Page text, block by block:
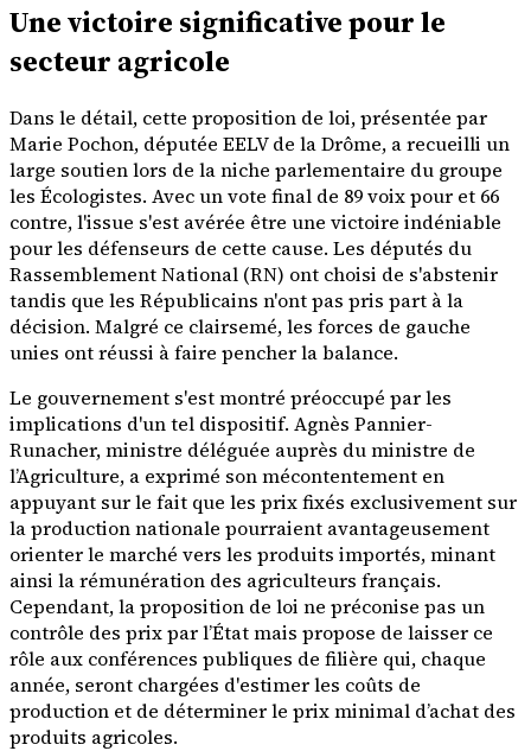
Une victoire significative pour le
secteur agricole
Dans le détail, cette proposition de loi, présentée par
Marie Pochon, députée EELV de la Drôme, a recueilli un
large soutien lors de la niche parlementaire du groupe
les Écologistes. Avec un vote final de 89 voix pour et 66
contre, l'issue s'est avérée être une victoire indéniable
pour les défenseurs de cette cause. Les députés du
Rassemblement National (RN) ont choisi de s'abstenir
tandis que les Républicains n'ont pas pris part à la
décision. Malgré ce clairsemé, les forces de gauche
unies ont réussi à faire pencher la balance.
Le gouvernement s'est montré préoccupé par les
implications d'un tel dispositif. Agnès Pannier-
Runacher, ministre déléguée auprès du ministre de
l’Agriculture, a exprimé son mécontentement en
appuyant sur le fait que les prix fixés exclusivement sur
la production nationale pourraient avantageusement
orienter le marché vers les produits importés, minant
ainsi la rémunération des agriculteurs français.
Cependant, la proposition de loi ne préconise pas un
contrôle des prix par l’État mais propose de laisser ce
rôle aux conférences publiques de filière qui, chaque
année, seront chargées d'estimer les coûts de
production et de déterminer le prix minimal d’achat des
produits agricoles.